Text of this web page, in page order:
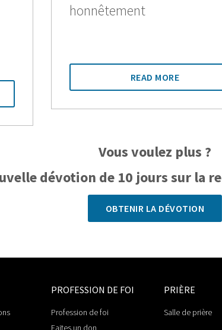
honnêtement
READ MORE
Vous voulez plus ?
dévotion de 10 jours sur la
OBTENIR LA DÉVOTION
PROFESSION DE FOI
Profession de foi
Faites un don
PRIÈRE
Salle de prière